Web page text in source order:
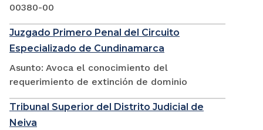
00380-00
Juzgado Primero Penal del Circuito
Especializado de Cundinamarca
Asunto: Avoca el conocimiento del
requerimiento de extinción de dominio
Tribunal Superior del Distrito Judicial de
Neiva